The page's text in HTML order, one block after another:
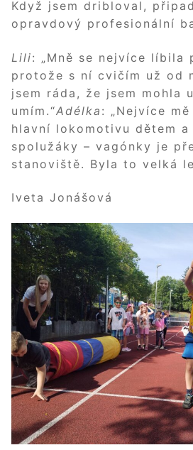
Když jsem dribloval,
opravdový profesionální
Lili: „Mně se nejvíce líbila
protože s ní cvičím už od
jsem ráda, že jsem mohla
umím.“Adélka : „Nejvíce
hlavní lokomotivu dětem a
spolužáky – vagónky je
stanoviště. Byla to velká
Iveta Jonášová